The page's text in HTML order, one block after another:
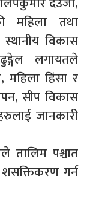
महिला तथा
विकास
लगायतले
महिला हिंसा र
सीप विकास
जानकारी
तालिम पश्चात
गर्न